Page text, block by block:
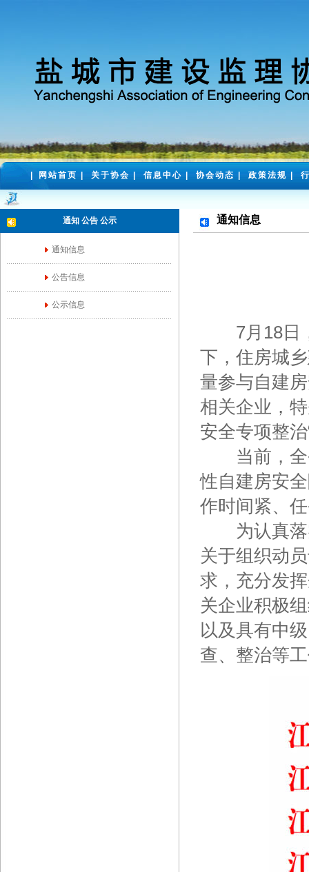
网站首页 关于协会 信息中心 协会动态 政策法规
通知 公告 公示
通知信息
公告信息
公示信息
通知信息
7月18日，
下，住房城
量参与自建
相关企业，
安全专项整
当前，全
性自建房安
作时间紧、
为认真落
关于组织动
求，充分发
关企业积极
以及具有中
查、整治等